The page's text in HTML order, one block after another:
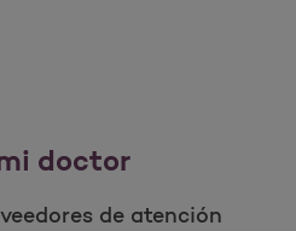
doctor
de atención